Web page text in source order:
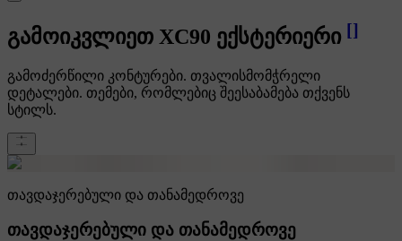
გამოიკვლიეთ XC90 ექსტერიერი []
გამოძერწილი კონტურები. თვალისმომჭრელი
დეტალები. თემები, რომლებიც შეესაბამება თქვენს
სტილს.
თავდაჯერებული და თანამედროვე
თავდაჯერებული და თანამედროვე